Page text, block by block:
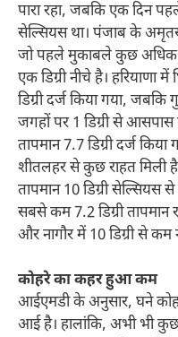
पारा रहा, जबकि एक दिन
सेल्सियस था। पंजाब के
जो पहले मुकाबले कुछ अधिक
एक डिग्री नीचे है। हरियाणा
डिग्री दर्ज किया गया, जबकि
जगहों पर 1 डिग्री से आसपास
तापमान 7.7 डिग्री दर्ज
शीतलहर से कुछ राहत मिली
तापमान 10 डिग्री सेल्सियस
सबसे कम 7.2 डिग्री तापमान
और नागौर में 10 डिग्री से कम
कोहरे का कहर हुआ कम
आईएमडी के अनुसार, घने
आई है। हालांकि, अभी भी